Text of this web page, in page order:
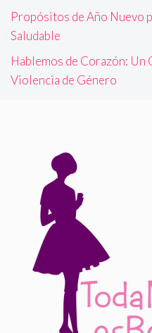
Propósitos de Año Nuevo
Saludable
Hablemos de Corazón:
Violencia de Género